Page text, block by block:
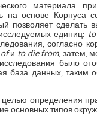
материала
основе Корпуса
позволяет сделать
единиц:
согласно
и to die from, затем,
было
база данных, таким
определения
основных типов